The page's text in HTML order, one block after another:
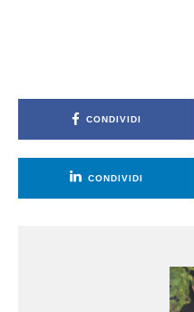
CONDIVIDI
CONDIVIDI